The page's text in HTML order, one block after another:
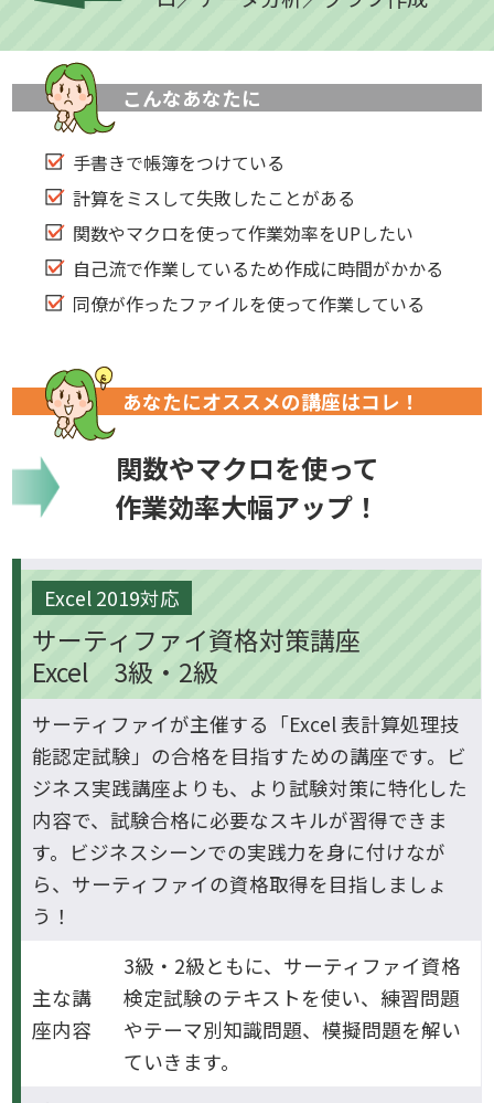
こんなあなたに
手書きで帳簿をつけている
計算をミスして失敗したことがある
関数やマクロを使って作業効率をUPしたい
自己流で作業しているため作成に時間がかかる
同僚が作ったファイルを使って作業している
あなたにオススメの講座はコレ！
関数やマクロを使って
作業効率大幅アップ！
Excel 2019対応
サーティファイ資格対策講座
Excel 3級・2級
サーティファイが主催する「Excel 表計算処理技
能認定試験」の合格を目指すための講座です。ビ
ジネス実践講座よりも、より試験対策に特化した
内容で、試験合格に必要なスキルが習得できま
す。ビジネスシーンでの実践力を身に付けなが
ら、サーティファイの資格取得を目指しましょ
う！
主な講
座内容
3級・2級ともに、サーティファイ資格
検定試験のテキストを使い、練習問題
やテーマ別知識問題、模擬問題を解い
ていきます。